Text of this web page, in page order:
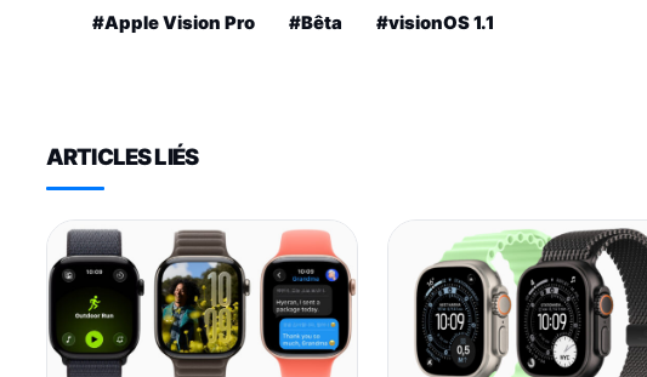
#Apple Vision Pro #Bêta #visionOS 1.1
ARTICLES LIÉS